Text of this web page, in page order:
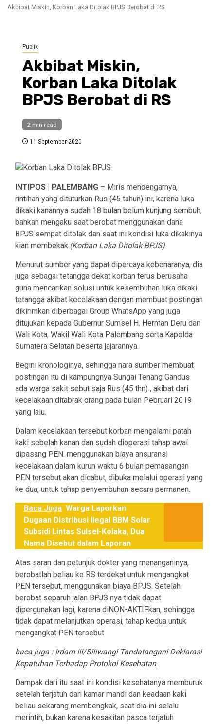
Akbibat Miskin, Korban Laka Ditolak BPJS Berobat di RS
Publik
Akbibat Miskin,
Korban Laka Ditolak
BPJS Berobat di RS
2 min read
11 September 2020
INTIPOS | PALEMBANG – Miris mendengarnya,
rintihan yang dituturkan Rus (45 tahun) ini, karena luka
dikaki kanannya sudah 18 bulan belum kunjung sembuh,
bahkan mengaku saat berobat menggunakan dana
BPJS sempat ditolak dan saat ini kondisi luka dikakinya
kian membekak.(Korban Laka Ditolak BPJS)
Menurut sumber yang dapat dipercaya kebenaranya, dia
juga sebagai tetangga dekat korban terus berusaha
guna mencarikan solusi untuk kesembuhan luka dikaki
tetangga akibat kecelakaan dengan membuat postingan
dikirimkan diberbagai Group WhatsApp yang juga
ditujukan kepada Gubernur Sumsel H. Herman Deru dan
Wali Kota, Wakil Wali Kota Palembang serta Kapolda
Sumatera Selatan beserta jajarannya.
Begini kronologinya, sehingga nara sumber membuat
postingan itu di kampungnya Sungai Tenang Gandus
ada warga sakit sebut saja Rus (45 thn) , akibat dari
kecelakaan ditabrak orang pada bulan Pebruari 2019
yang lalu.
Dalam kecelakaan tersebut korban mengalami patah
kaki sebelah kanan dan sudah dioperasi tahap awal
dipasang PEN. menggunakan biaya ansuransi
kecelakaan dalam kurun waktu 6 bulan pemasangan
PEN tersebut akan dicabut, dibuka melalui operasi yang
ke dua, untuk tahap penyembuhan secara permanen.
Baca Juga Warga Laporkan
Dugaan Distribusi Ilegal BBM Solar
Subsidi Lintas Sulsel-Kolaka, Dua
Nama Disebut dalam Laporan
Atas saran dan petunjuk dokter yang menanganinya,
berobatlah beliau ke RS terdekat untuk mengangkat
PEN tersebut, menggunakan biaya BPJS. Setelah
berobat separuh jalan BPJS nya tidak dapat
dipergunakan lagi, karena diNON-AKTIFkan, sehingga
tidak dapat melanjutkan operasi, tahap kedua untuk
mengangkat PEN tersebut.
baca juga : Irdam III/Siliwangi Tandatangani Deklarasi
Kepatuhan Terhadap Protokol Kesehatan
Dampak dari itu saat ini kondisi kesehatanya memburuk
setelah terjatuh dari kamar mandi dan keadaan kaki
beliau sekarang membengkak, saat dia ini selalu
merintih, bukan karena kesakitan pasca terjatuh